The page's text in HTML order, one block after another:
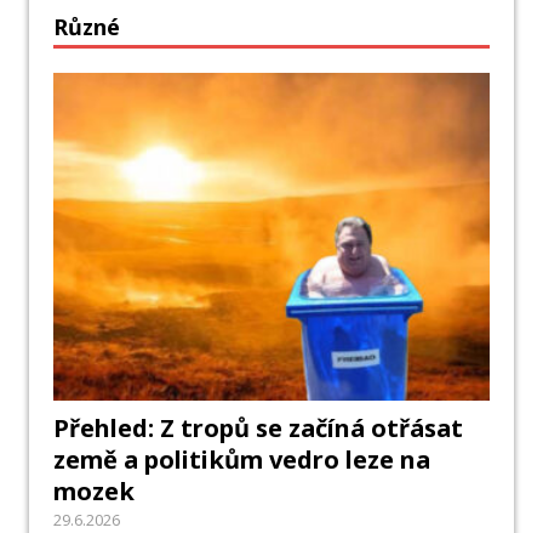
Různé
Přehled: Z tropů se začíná otřásat
země a politikům vedro leze na
mozek
29.6.2026